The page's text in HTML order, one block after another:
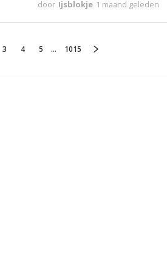
door Ijsblokje 1 maand geleden
3 4 5 ... 1015